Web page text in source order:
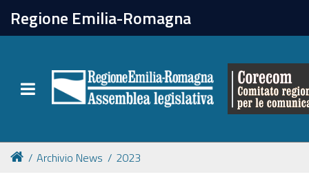
Regione Emilia-Romagna
Toggle navigation
chiudi
Le attività
Archivio News 2023